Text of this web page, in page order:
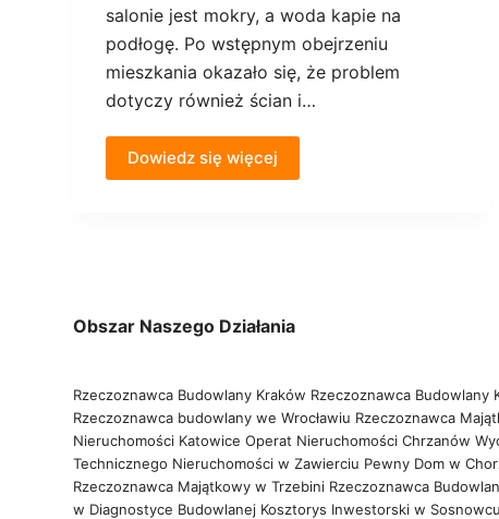
salonie jest mokry, a woda kapie na
podłogę. Po wstępnym obejrzeniu
mieszkania okazało się, że problem
dotyczy również ścian i…
Dowiedz się więcej
Obszar Naszego Działania
Rzeczoznawca Budowlany Kraków Rzeczoznawca Budowlany
Rzeczoznawca budowlany we Wrocławiu Rzeczoznawca
Nieruchomości Katowice Operat Nieruchomości Chrzanów
Technicznego Nieruchomości w Zawierciu Pewny Dom w
Rzeczoznawca Majątkowy w Trzebini Rzeczoznawca
w Diagnostyce Budowlanej Kosztorys Inwestorski w Sosnowcu